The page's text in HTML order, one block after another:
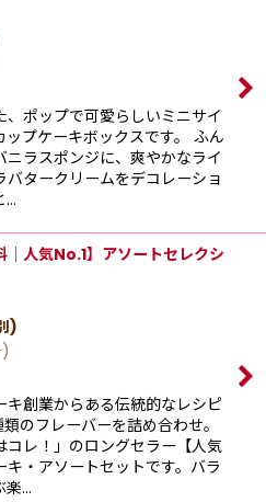
、ポップで可愛らしいミニサイ
ップケーキボックスです。 ふん
ニラスポンジに、爽やかなライ
バタークリームをデコレーショ
…
｜人気No.1】アソートセレクシ
)
)
キ創業からある伝統的なレシピ
のフレーバーを詰め合わせ。
コレ！」のロングセラー【⼈気
キ‧アソートセットです。バラ
楽…